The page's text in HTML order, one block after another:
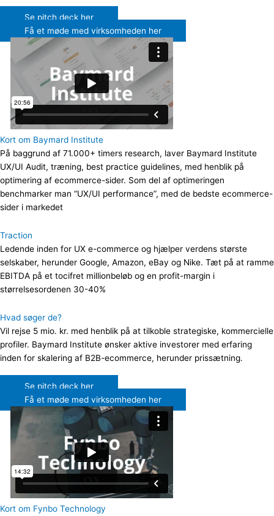
Se pitch deck her
Få et møde med virksomheden her
Kort om Baymard Institute
På baggrund af 71.000+ timers research, laver Baymard Institute
UX/UI Audit, træning, best practice guidelines, med henblik på
optimering af ecommerce-sider. Som del af optimeringen
benchmarker man “UX/UI performance”, med de bedste ecommerce-
sider i markedet
Traction
Ledende inden for UX e-commerce og hjælper verdens største
selskaber, herunder Google, Amazon, eBay og Nike. Tæt på at ramme
EBITDA på et tocifret millionbeløb og en profit-margin i
størrelsesordenen 30-40%
Hvad søger de?
Vil rejse 5 mio. kr. med henblik på at tilkoble strategiske, kommercielle
profiler. Baymard Institute ønsker aktive investorer med erfaring
inden for skalering af B2B-ecommerce, herunder prissætning.
Se pitch deck her
Få et møde med virksomheden her
Kort om Fynbo Technology